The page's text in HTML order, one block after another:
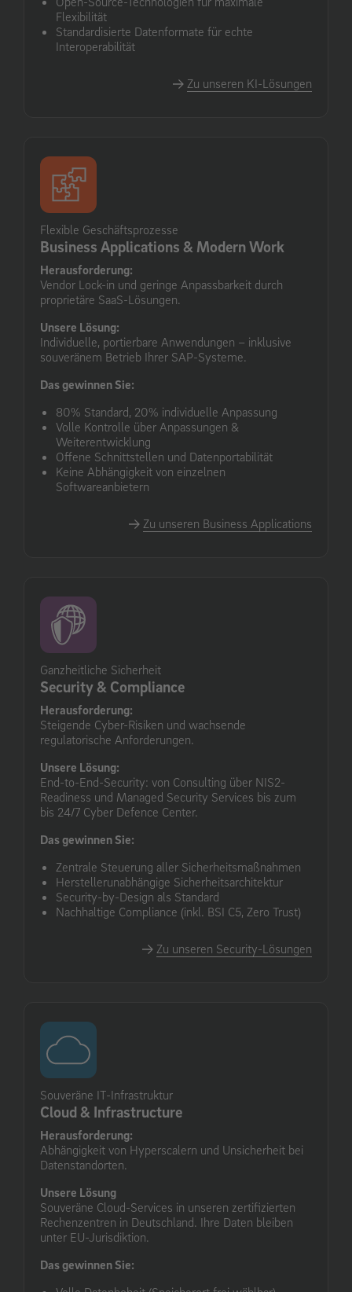
Flexibilität
Standardisierte Datenformate für echte
Interoperabilität
Zu unseren KI-Lösungen
Flexible Geschäftsprozesse
Business Applications & Modern Work
Herausforderung:
Vendor Lock-in und geringe Anpassbarkeit durch
proprietäre SaaS-Lösungen.
Unsere Lösung:
Individuelle, portierbare Anwendungen – inklusive
souveränem Betrieb Ihrer SAP-Systeme.
Das gewinnen Sie:
80% Standard, 20% individuelle Anpassung
Volle Kontrolle über Anpassungen &
Weiterentwicklung
Offene Schnittstellen und Datenportabilität
Keine Abhängigkeit von einzelnen
Softwareanbietern
Zu unseren Business Applications
Ganzheitliche Sicherheit
Security & Compliance
Herausforderung:
Steigende Cyber-Risiken und wachsende
regulatorische Anforderungen.
Unsere Lösung:
End-to-End-Security: von Consulting über NIS2-
Readiness und Managed Security Services bis zum
bis 24/7 Cyber Defence Center.
Das gewinnen Sie:
Zentrale Steuerung aller Sicherheitsmaßnahmen
Herstellerunabhängige Sicherheitsarchitektur
Security-by-Design als Standard
Nachhaltige Compliance (inkl. BSI C5, Zero Trust)
Zu unseren Security-Lösungen
Souveräne IT-Infrastruktur
Cloud & Infrastructure
Herausforderung:
Abhängigkeit von Hyperscalern und Unsicherheit bei
Datenstandorten.
Unsere Lösung
Souveräne Cloud-Services in unseren zertifizierten
Rechenzentren in Deutschland. Ihre Daten bleiben
unter EU-Jurisdiktion.
Das gewinnen Sie: